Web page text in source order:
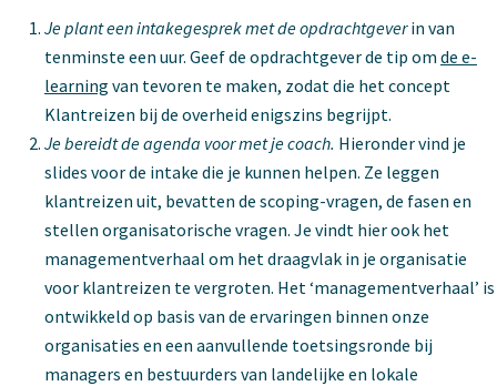
Je plant een intakegesprek met de opdrachtgeverin van
tenminste een uur. Geef de opdrachtgever de tip om de e-
learning van tevoren te maken, zodat die het concept
Klantreizen bij de overheid enigszins begrijpt.
Je bereidt de agenda voor met je coach. Hieronder vind je
slides voor de intake die je kunnen helpen. Ze leggen
klantreizen uit, bevatten de scoping-vragen, de fasen en
stellen organisatorische vragen. Je vindt hier ook het
managementverhaal om het draagvlak in je organisatie
voor klantreizen te vergroten. Het ‘managementverhaal’ is
ontwikkeld op basis van de ervaringen binnen onze
organisaties en een aanvullende toetsingsronde bij
managers en bestuurders van landelijke en lokale